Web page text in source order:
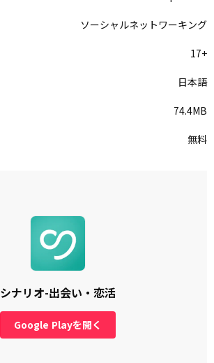
ソーシャルネットワーキング
17+
日本語
74.4MB
無料
シナリオ-出会い・恋活
Google Playを開く